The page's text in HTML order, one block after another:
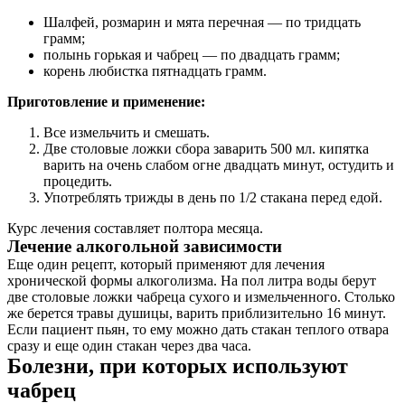
Шалфей, розмарин и мята перечная — по тридцать
грамм;
полынь горькая и чабрец — по двадцать грамм;
корень любистка пятнадцать грамм.
Приготовление и применение:
Все измельчить и смешать.
Две столовые ложки сбора заварить 500 мл. кипятка
варить на очень слабом огне двадцать минут, остудить и
процедить.
Употреблять трижды в день по 1/2 стакана перед едой.
Курс лечения составляет полтора месяца.
Лечение алкогольной зависимости
Еще один рецепт, который применяют для лечения
хронической формы алкоголизма. На пол литра воды берут
две столовые ложки чабреца сухого и измельченного. Столько
же берется травы душицы, варить приблизительно 16 минут.
Если пациент пьян, то ему можно дать стакан теплого отвара
сразу и еще один стакан через два часа.
Болезни, при которых используют
чабрец